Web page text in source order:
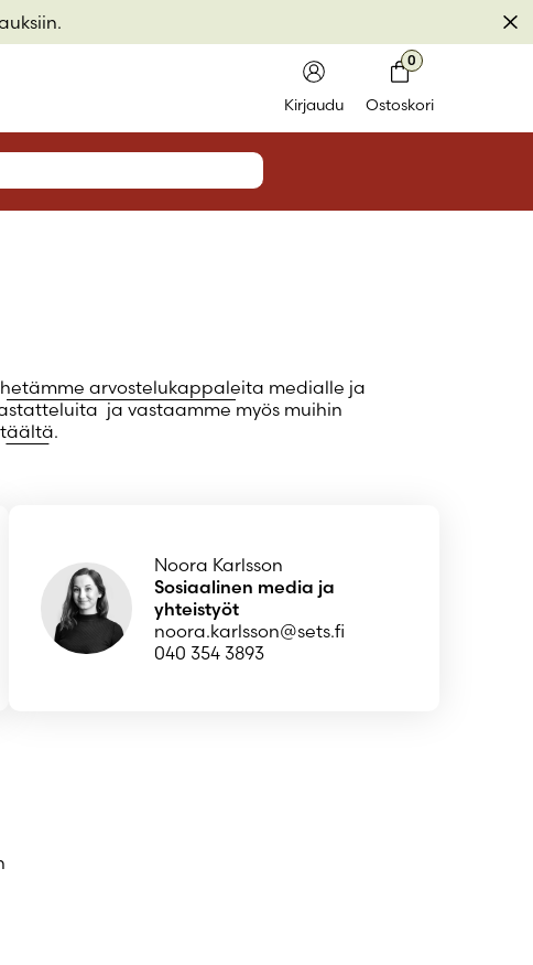
Kirjaudu
tai sähköpostiosoite*
Kirjaudu sisään
unohtunut?
Ostoskori
0
arvostelukappaleita medialle ja
ja vastaamme myös muihin
täältä.
Noora Karlsson
Sosiaalinen media ja
yhteistyöt
noora.karlsson@sets.fi
040 354 3893